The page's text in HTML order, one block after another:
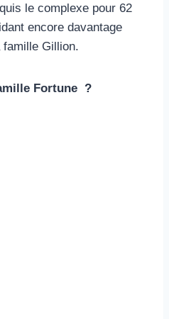
le complexe pour 62
encore davantage
famille Gillion.
Fortune ?